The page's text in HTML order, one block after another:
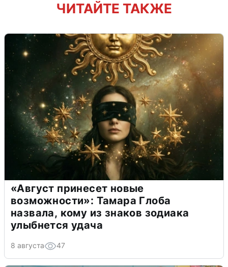
ЧИТАЙТЕ ТАКЖЕ
«Август принесет новые
возможности»: Тамара Глоба
назвала, кому из знаков зодиака
улыбнется удача
8 августа 47